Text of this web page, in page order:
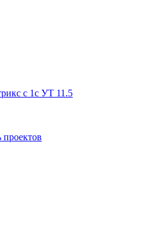
с 1с УТ 11.5
проектов